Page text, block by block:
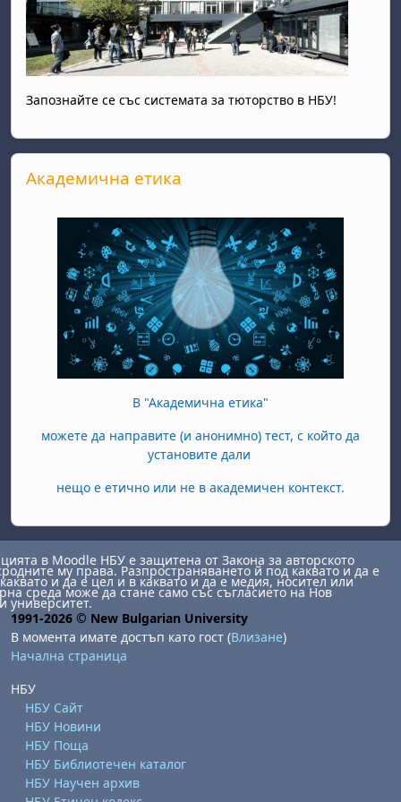
Запознайте се със системата за тюторство в НБУ!
Прескочи Академична етика
Академична етика
В "Академична етика"
можете да направите (и анонимно) тест, с който да
установите дали
нещо е етично или не в академичен контекст.
в Moodle НБУ е защитена от Закона за авторското
му права. Разпространяването й под каквато и да е
и да е цел и в каквато и да е медия, носител или
среда може да стане само със съгласието на Нов
университет.
1991-2026 © New Bulgarian University
В момента имате достъп като гост (Влизане)
Начална страница
НБУ
НБУ Сайт
НБУ Новини
НБУ Поща
НБУ Библиотечен каталог
НБУ Научен архив